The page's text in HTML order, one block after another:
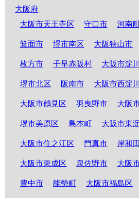
大阪府
大阪市天王寺区
守口市 河南
箕面市 堺市南区 大阪狭山市
枚方市 千早赤阪村 大阪市淀
堺市北区 阪南市 大阪市西淀
大阪市鶴見区 羽曳野市 大阪
堺市美原区 島本町 大阪市東
大阪市住之江区 門真市 岸和
大阪市東成区 泉佐野市 大阪
豊中市 能勢町 大阪市福島区